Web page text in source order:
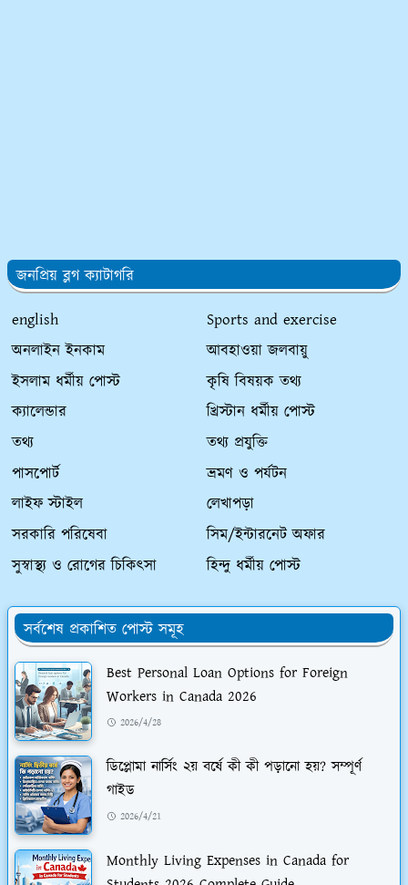
জনপ্রিয় ব্লগ ক্যাটাগরি
english
Sports and exercise
অনলাইন ইনকাম
আবহাওয়া জলবায়ু
ইসলাম ধর্মীয় পোস্ট
কৃষি বিষয়ক তথ্য
ক্যালেন্ডার
খ্রিস্টান ধর্মীয় পোস্ট
তথ্য
তথ্য প্রযুক্তি
পাসপোর্ট
ভ্রমণ ও পর্যটন
লাইফ স্টাইল
লেখাপড়া
সরকারি পরিষেবা
সিম/ইন্টারনেট অফার
সুস্বাস্থ্য ও রোগের চিকিৎসা
হিন্দু ধর্মীয় পোস্ট
সর্বশেষ প্রকাশিত পোস্ট সমূহ
Best Personal Loan Options for Foreign
Workers in Canada 2026
2026/4/28
ডিপ্লোমা নার্সিং ২য় বর্ষে কী কী পড়ানো হয়? সম্পূর্ণ
গাইড
2026/4/21
Monthly Living Expenses in Canada for